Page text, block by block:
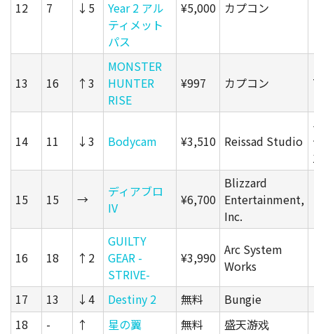
12 7 ↓5
Year 2 アル
ティメット
パス
¥5,000 カプコン
13 16 ↑3
MONSTER
HUNTER
RISE
¥997 カプコン
14 11 ↓3 Bodycam ¥3,510 Reissad Studio
15 15 →
ディアブロ
IV
¥6,700
Blizzard
Entertainment,
Inc.
16 18 ↑2
GUILTY
GEAR -
STRIVE-
¥3,990 Arc System
Works
17
13 ↓4 Destiny 2 無料
Bungie
18
- ↑ 星の翼 無料 盛天游戏